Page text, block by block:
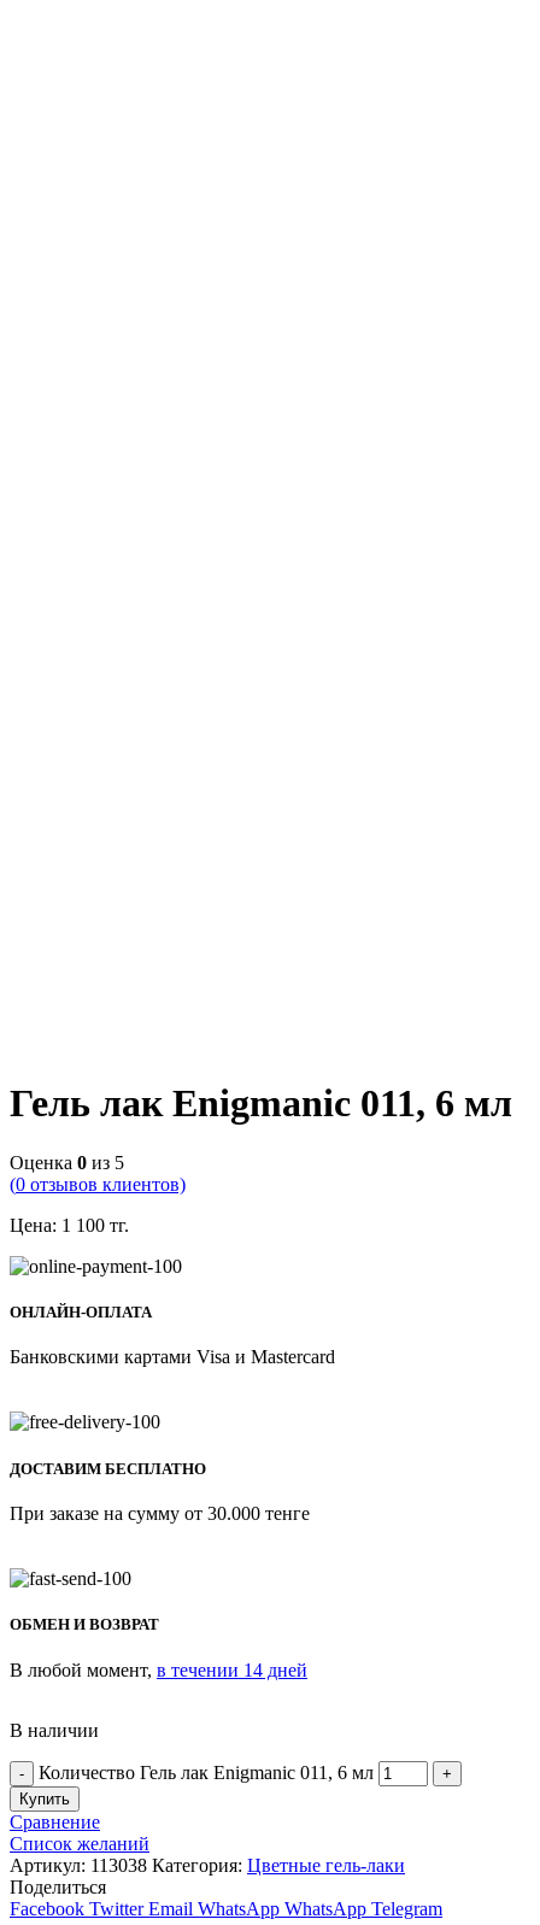
Гель лак Enigmanic 011, 6 мл
Оценка 0 из 5
(0 отзывов клиентов)
Цена: 1 100 тг.
ОНЛАЙН-ОПЛАТА
Банковскими картами Visa и Mastercard
ДОСТАВИМ БЕСПЛАТНО
При заказе на сумму от 30.000 тенге
ОБМЕН И ВОЗВРАТ
В любой момент, в течении 14 дней
В наличии
Количество Гель лак Enigmanic 011, 6 мл
Купить
Сравнение
Список желаний
Артикул: 113038 Категория: Цветные гель-лаки
Поделиться
Facebook Twitter Email WhatsApp WhatsApp Telegram